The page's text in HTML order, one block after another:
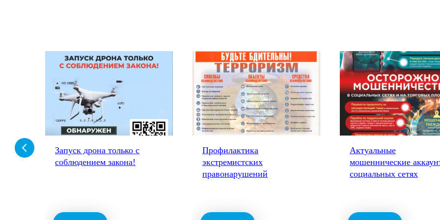
Запуск дрона только с
соблюдением закона!
Профилактика
экстремистских
правонарушений
Актуальные
мошеннические
социальных сетях